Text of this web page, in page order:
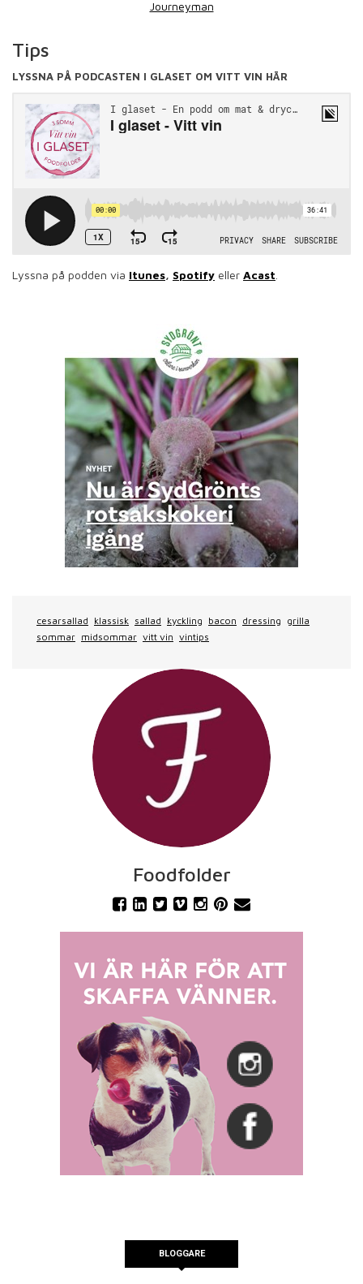
Journeyman
Tips
LYSSNA PÅ PODCASTEN I GLASET OM VITT VIN HÄR
Lyssna på podden via Itunes, Spotify eller Acast
cesarsallad klassisk sallad kyckling bacon dressing grilla
sommar midsommar vitt vin vintips
Foodfolder
BLOGGARE